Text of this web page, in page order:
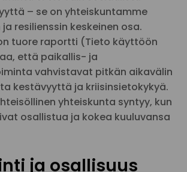
– se on yhteiskuntamme
resilienssin keskeinen osa.
tuore raportti (Tieto käyttöön
että paikallis- ja
vahvistavat pitkän aikavälin
kestävyyttä ja kriisinsietokykyä.
yhteiskunta syntyy, kun
osallistua ja kokea kuuluvansa
ja osallisuus